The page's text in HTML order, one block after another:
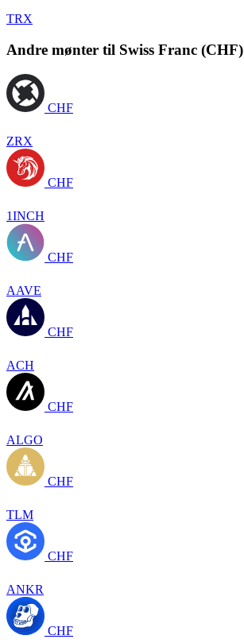
TRX
Andre mønter til Swiss Franc (CHF)
CHF
ZRX
CHF
1INCH
CHF
AAVE
CHF
ACH
CHF
ALGO
CHF
TLM
CHF
ANKR
CHF